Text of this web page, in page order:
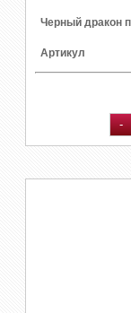
Черный дракон
Артикул